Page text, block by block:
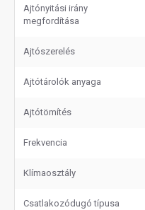
Ajtónyitási irány
megfordítása
Ajtószerelés
Ajtótárolók anyaga
Ajtótömítés
Frekvencia
Klímaosztály
Csatlakozódugó típusa